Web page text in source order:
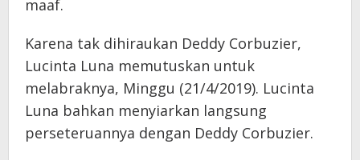
maaf.
Karena tak dihiraukan Deddy Corbuzier,
Lucinta Luna memutuskan untuk
melabraknya, Minggu (21/4/2019). Lucinta
Luna bahkan menyiarkan langsung
perseteruannya dengan Deddy Corbuzier.